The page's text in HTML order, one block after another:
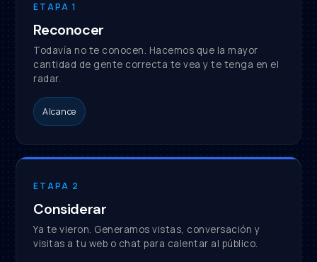
ETAPA 1
Reconocer
Todavía no te conocen. Hacemos que la mayor
cantidad de gente correcta te vea y te tenga en el
radar.
Alcance
ETAPA 2
Considerar
Ya te vieron. Generamos vistas, conversación y
visitas a tu web o chat para calentar al público.